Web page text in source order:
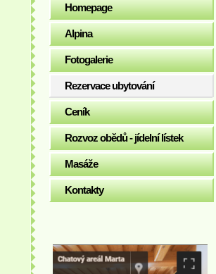
Homepage
Alpina
Fotogalerie
Rezervace ubytování
Ceník
Rozvoz obědů - jídelní lístek
Masáže
Kontakty